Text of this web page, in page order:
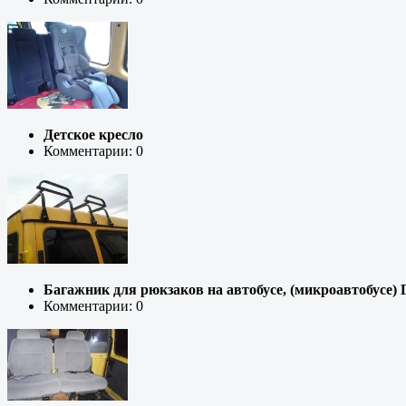
Детское кресло
Комментарии: 0
Багажник для рюкзаков на автобусе, (микроавтобусе)
Комментарии: 0